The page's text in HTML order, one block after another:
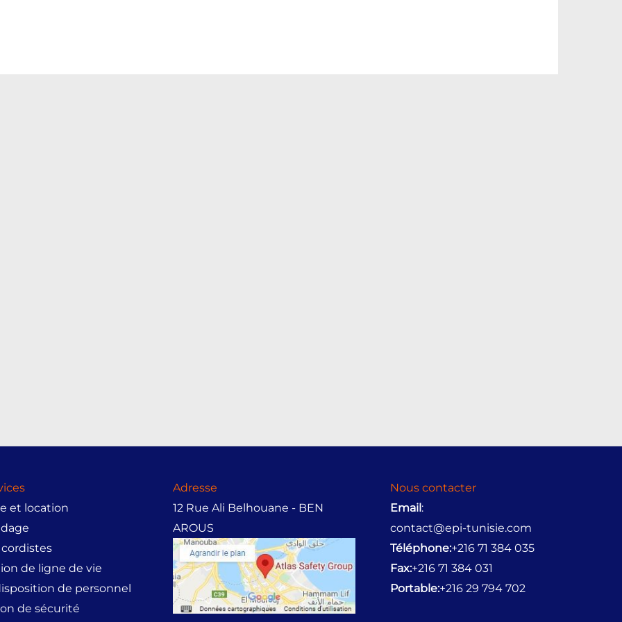
et location
cordistes
de ligne de vie
de personnel
de sécurité
Adresse
12 Rue Ali Belhouane - BEN
AROUS
Nous contacter
Email:
contact@epi-tunisie.com
Téléphone:+216 71 384 035
Fax:+216 71 384 031
Portable:+216 29 794 702